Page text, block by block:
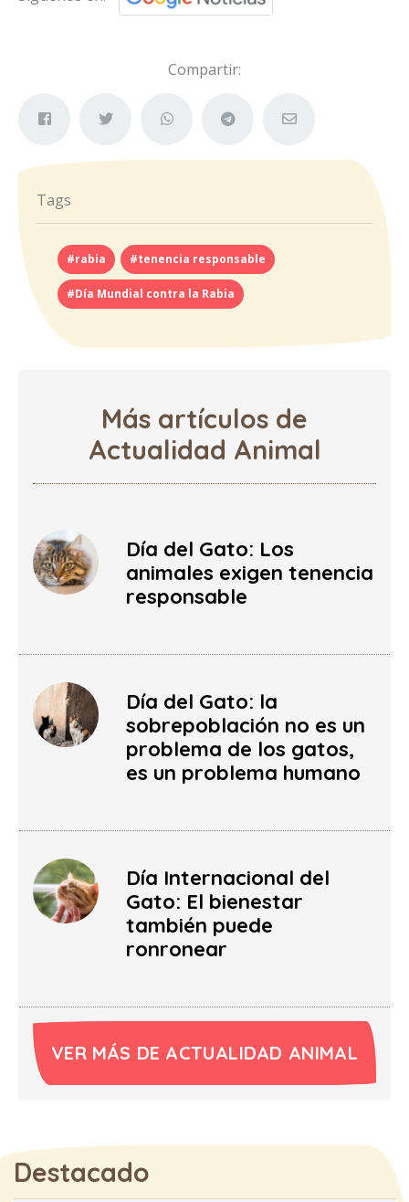
Compartir:
Tags
#rabia #tenencia responsable
#Día Mundial contra la Rabia
Más artículos de
Actualidad Animal
Día del Gato: Los
animales exigen tenencia
responsable
Día del Gato: la
sobrepoblación no es un
problema de los gatos,
es un problema humano
Día Internacional del
Gato: El bienestar
también puede
ronronear
VER MÁS DE ACTUALIDAD ANIMAL
Destacado